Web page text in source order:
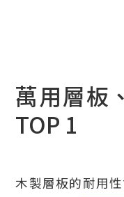
萬用層板
TOP 1
木製層板的耐用